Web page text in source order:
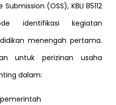
(OSS), KBLI 85112
identifikasi kegiatan
menengah pertama.
untuk perizinan usaha
dalam: